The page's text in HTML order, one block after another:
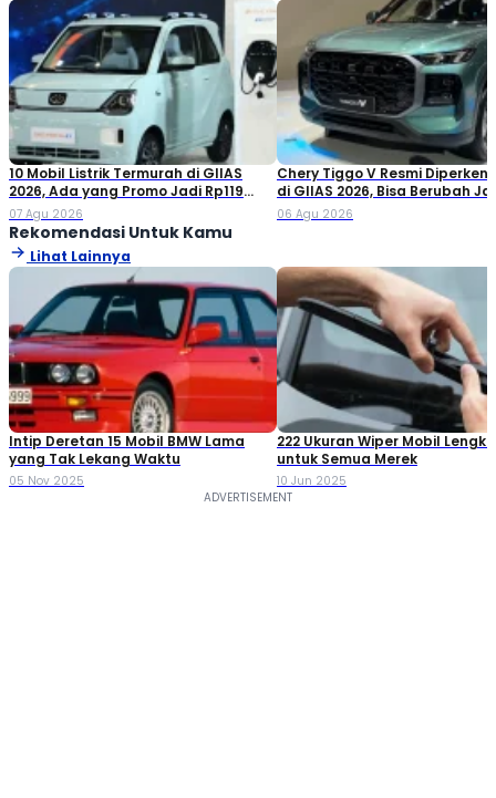
10 Mobil Listrik Termurah di GIIAS
2026, Ada yang Promo Jadi Rp119
Jutaan!
07 Agu 2026
Chery Tiggo V Resmi
di GIIAS 2026, Bisa Berubah
Double Cabin
06 Agu 2026
Rekomendasi Untuk Kamu
Lihat Lainnya
Intip Deretan 15 Mobil BMW Lama
yang Tak Lekang Waktu
05 Nov 2025
222 Ukuran Wiper Mobil
untuk Semua Merek
10 Jun 2025